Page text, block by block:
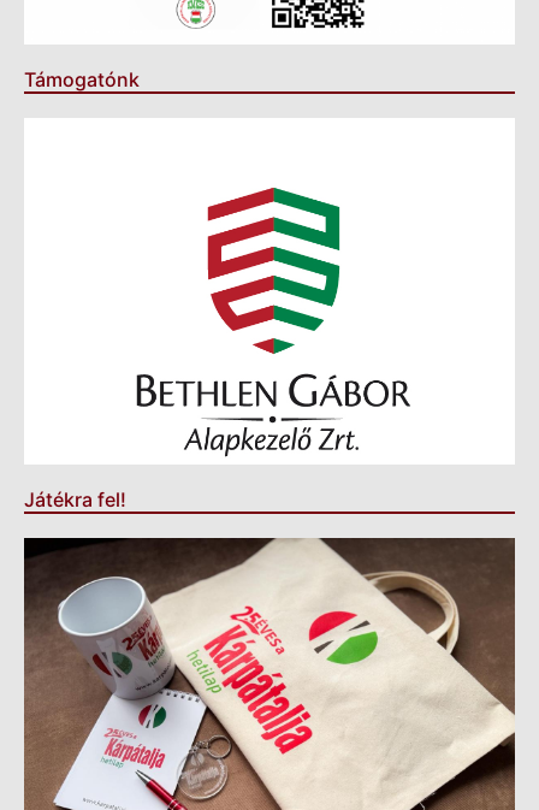
Támogatónk
Játékra fel!